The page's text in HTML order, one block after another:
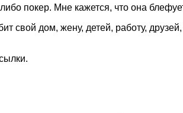
покер. Мне кажется, что она
свой дом, жену, детей, работу,